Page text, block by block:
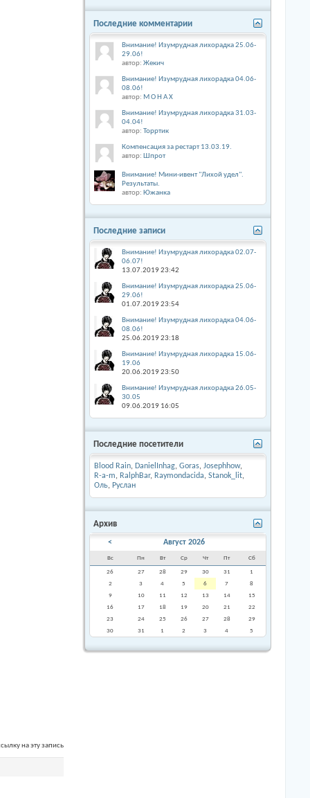
на эту запись
Последние комментарии
Внимание! Изумрудная лихорадка 25.06-
29.06!
автор: Жекич
Внимание! Изумрудная лихорадка 04.06-
08.06!
автор: М О Н А Х
Внимание! Изумрудная лихорадка 31.03-
04.04!
автор: Торртик
Компенсация за рестарт 13.03.19.
автор: Шпрот
Внимание! Мини-ивент "Лихой удел".
Результаты.
автор: Южанка
Последние записи
Внимание! Изумрудная лихорадка 02.07-
06.07!
13.07.201923:42
Внимание! Изумрудная лихорадка 25.06-
29.06!
01.07.201923:54
Внимание! Изумрудная лихорадка 04.06-
08.06!
25.06.201923:18
Внимание! Изумрудная лихорадка 15.06-
19.06
20.06.201923:50
Внимание! Изумрудная лихорадка 26.05-
30.05
09.06.2019 16:05
Последние посетители
Blood Rain, DanielInhag, Goras, Josephhow,
R-a-m, RalphBar, Raymondacida, Stanok_lit,
Оль, Руслан
Архив
< Август 2026
Вс Пн Вт Ср Чт Пт Сб
26 27 28 29 30 31
1
2
3 4 5 6 7
8
9
10 11 12 13 14
15
16
17 18 19 20 21
22
23
24 25 26 27 28
29
30
31 1 2 3 4 5